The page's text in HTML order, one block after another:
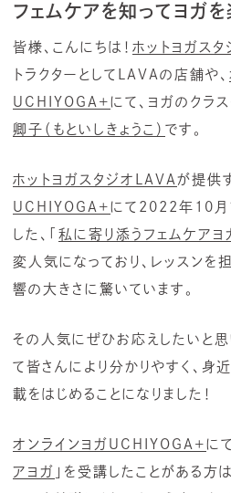
フェムケアを知ってヨガを
皆様、こんにちは！ ホットヨガス
トラクターとしてLAVAの店舗や、
UCHIYOGA+ にて、ヨガのクラ
卿子（もといしきょうこ） です。
ホットヨガスタジオLAVA が提供
UCHIYOGA+ にて2022年10月
した、「 私に寄り添うフェムケアヨ
変人気になっており、レッスンを
響の大きさに驚いています。
その人気にぜひお応えしたいと思
て皆さんにより分かりやすく、身
載をはじめることになりました！
オンラインヨガUCHIYOGA+ にて
アヨガ 」を受講したことがある方